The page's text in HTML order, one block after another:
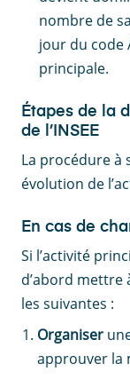
nombre de
jour du code
principale.
Étapes de la
de l’INSEE
La procédure à
évolution de
En cas de
Si l’activité
d’abord mettre
les suivantes :
Organiser
approuver la